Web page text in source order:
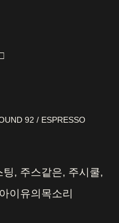
92 / ESPRESSO
, 주스같은, 주시쿨,
이유의목소리